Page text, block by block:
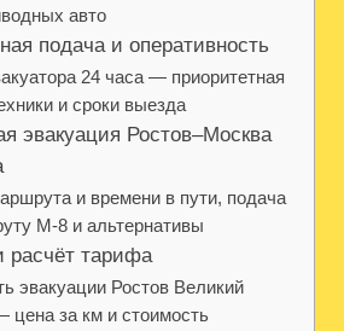
авто
подача и оперативность
24 часа — приоритетная
и сроки выезда
эвакуация Ростов–Москва
и времени в пути, подача
М-8 и альтернативы
расчёт тарифа
эвакуации Ростов Великий
цена за км и стоимость